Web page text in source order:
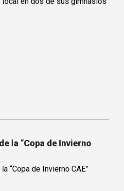
la “Copa de Invierno